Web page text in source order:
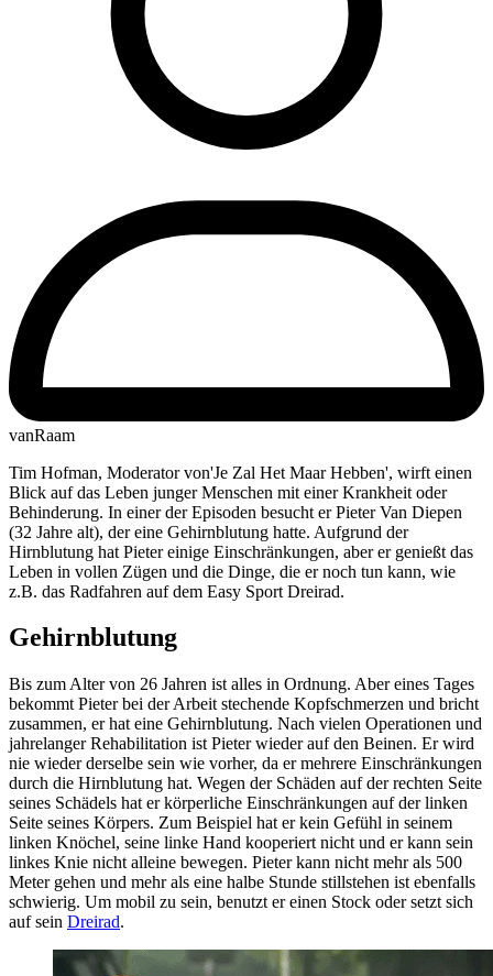
vanRaam
Tim Hofman, Moderator von'Je Zal Het Maar Hebben', wirft einen
Blick auf das Leben junger Menschen mit einer Krankheit oder
Behinderung. In einer der Episoden besucht er Pieter Van Diepen
(32 Jahre alt), der eine Gehirnblutung hatte. Aufgrund der
Hirnblutung hat Pieter einige Einschränkungen, aber er genießt das
Leben in vollen Zügen und die Dinge, die er noch tun kann, wie
z.B. das Radfahren auf dem Easy Sport Dreirad.
Gehirnblutung
Bis zum Alter von 26 Jahren ist alles in Ordnung. Aber eines Tages
bekommt Pieter bei der Arbeit stechende Kopfschmerzen und bricht
zusammen, er hat eine Gehirnblutung. Nach vielen Operationen und
jahrelanger Rehabilitation ist Pieter wieder auf den Beinen. Er wird
nie wieder derselbe sein wie vorher, da er mehrere Einschränkungen
durch die Hirnblutung hat. Wegen der Schäden auf der rechten Seite
seines Schädels hat er körperliche Einschränkungen auf der linken
Seite seines Körpers. Zum Beispiel hat er kein Gefühl in seinem
linken Knöchel, seine linke Hand kooperiert nicht und er kann sein
linkes Knie nicht alleine bewegen. Pieter kann nicht mehr als 500
Meter gehen und mehr als eine halbe Stunde stillstehen ist ebenfalls
schwierig. Um mobil zu sein, benutzt er einen Stock oder setzt sich
auf sein Dreirad.